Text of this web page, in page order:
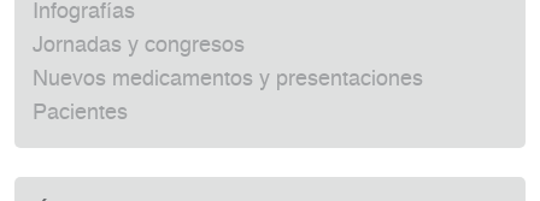
Infografías
Jornadas y congresos
Nuevos medicamentos y presentaciones
Pacientes